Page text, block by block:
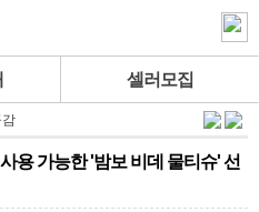
셀러모집
용 가능한 '밤보 비데 물티슈' 선